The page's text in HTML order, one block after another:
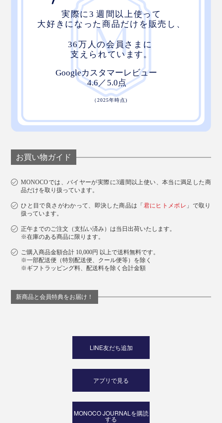
お買い物ガイド
MONOCOでは、バイヤーが実際に3週間以上使い、本当に満足した商
品だけを取り扱っています。
ひと目で良さがわかって、即決した商品は「 君にヒトメボレ 」で取り
扱っています。
正午までのご注文（支払い済み）は当日出荷いたします。
※在庫のある商品に限ります。
ご購入商品金額合計 10,000円 以上で送料無料です。
※一部配送便（特別配送便、クール便等）を除く
※ギフトラッピング料、配送料を除く合計金額
新商品と会員特典をお届け！
LINE友だち追加
アプリで見る
MONOCO JOURNALを購読
する